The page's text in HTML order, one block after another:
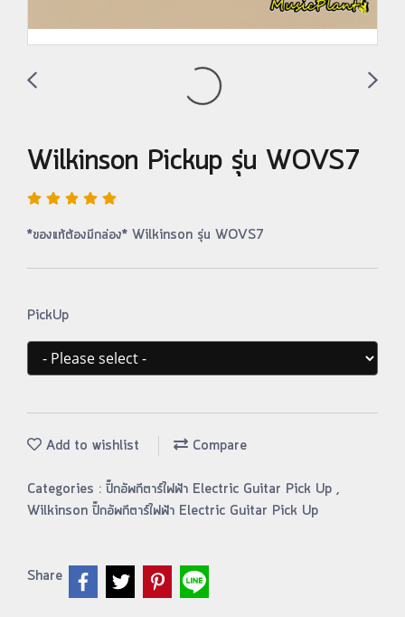
Wilkinson Pickup รุ่น WOVS7
*ของแท้ต้องมีกล่อง* Wilkinson รุ่น WOVS7
PickUp
Add to wishlist Compare
Categories : ปิ๊กอัพกีตาร์ไฟฟ้า Electric Guitar Pick Up ,
Wilkinson ปิ๊กอัพกีตาร์ไฟฟ้า Electric Guitar Pick Up
Share